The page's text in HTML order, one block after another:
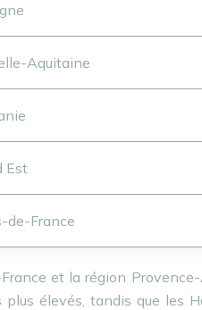
Aquitaine
Est
de-France
France et la région
plus élevés, tandis que les